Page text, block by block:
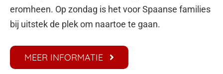
eromheen. Op zondag is het voor Spaanse families
bij uitstek de plek om naartoe te gaan.
MEER INFORMATIE